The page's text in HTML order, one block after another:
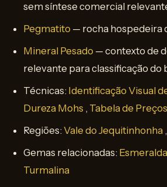
sem síntese comercial
Pegmatito — rocha hospedeira
Mineral Pesado — contexto de
relevante para classificação do
Técnicas: Identificação Visual
Dureza Mohs , Tabela de
Regiões: Vale do Jequitinhonha ,
Gemas relacionadas: Esmeralda
Turmalina